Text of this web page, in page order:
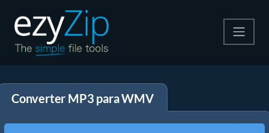
Descompactar
Converter MP3 para WMV